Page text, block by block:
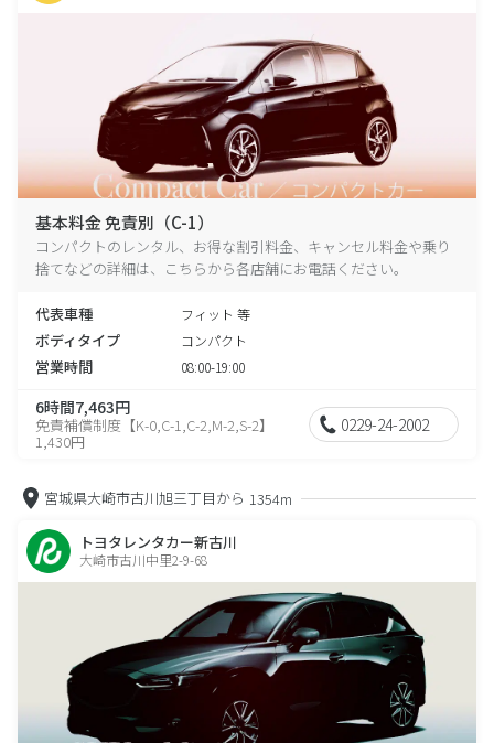
基本料金 免責別（C-1）
コンパクトのレンタル、お得な割引料金、キャンセル料金や乗り
捨てなどの詳細は、こちらから各店舗にお電話ください。
代表車種 フィット 等
ボディタイプ コンパクト
営業時間 08:00-19:00
6時間7,463円
免責補償制度【K-0,C-1,C-2,M-2,S-2】
1,430円
0229-24-2002
宮城県大崎市古川旭三丁目から 1354m
トヨタレンタカー新古川
大崎市古川中里2-9-68